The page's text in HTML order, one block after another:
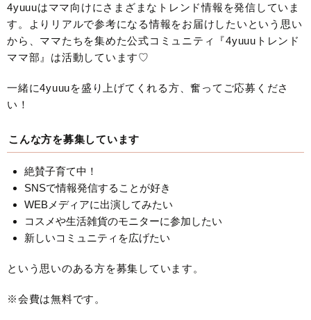
4yuuuはママ向けにさまざまなトレンド情報を発信していま
す。よりリアルで参考になる情報をお届けしたいという思い
から、ママたちを集めた公式コミュニティ『4yuuuトレンド
ママ部』は活動しています♡
一緒に4yuuuを盛り上げてくれる方、奮ってご応募くださ
い！
こんな方を募集しています
絶賛子育て中！
SNSで情報発信することが好き
WEBメディアに出演してみたい
コスメや生活雑貨のモニターに参加したい
新しいコミュニティを広げたい
という思いのある方を募集しています。
※会費は無料です。